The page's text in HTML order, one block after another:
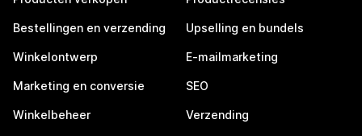
Bestellingen en verzending
Winkelontwerp
Marketing en conversie
Winkelbeheer
Upselling en bundels
E-mailmarketing
SEO
Verzending